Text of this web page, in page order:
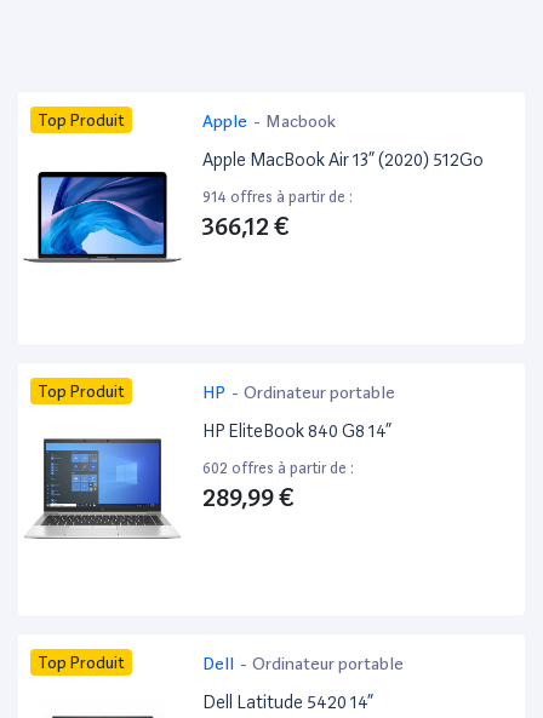
Top Produit Apple - Macbook
Apple MacBook Air 13” (2020) 512Go
914 offres à partir de :
366,12 €
Top Produit HP - Ordinateur portable
HP EliteBook 840 G8 14”
602 offres à partir de :
289,99 €
Top Produit Dell - Ordinateur portable
Dell Latitude 5420 14”